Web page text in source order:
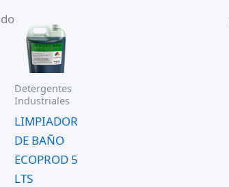
Detergentes
Industriales
LIMPIADOR
DE BAÑO
ECOPROD 5
LTS